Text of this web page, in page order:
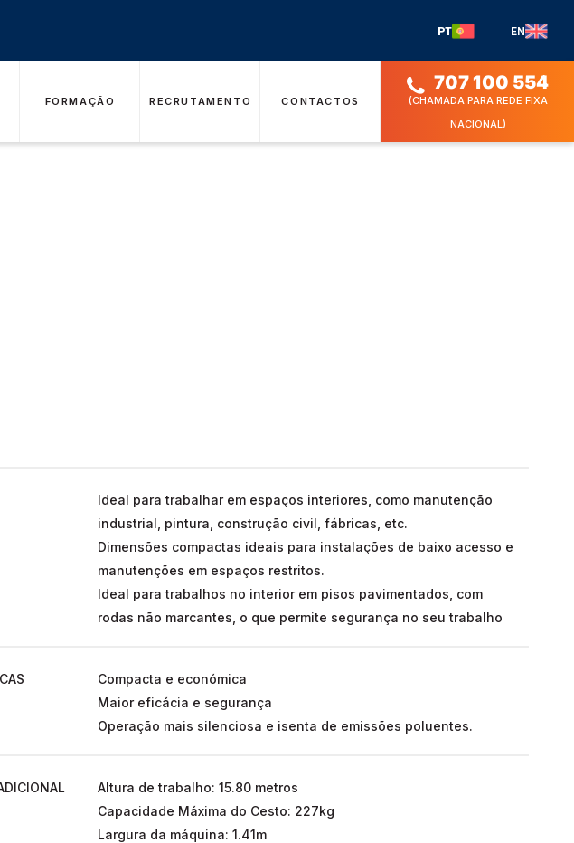
PT EN
FORMAÇÃO RECRUTAMENTO CONTACTOS
707 100 554
(CHAMADA PARA REDE FIXA
NACIONAL)
Ideal para trabalhar em espaços interiores, como manutenção
industrial, pintura, construção civil, fábricas, etc.
Dimensões compactas ideais para instalações de baixo acesso e
manutenções em espaços restritos.
Ideal para trabalhos no interior em pisos pavimentados, com
rodas não marcantes, o que permite segurança no seu trabalho
Compacta e económica
Maior eficácia e segurança
Operação mais silenciosa e isenta de emissões poluentes.
Altura de trabalho: 15.80 metros
Capacidade Máxima do Cesto: 227kg
Largura da máquina: 1.41m